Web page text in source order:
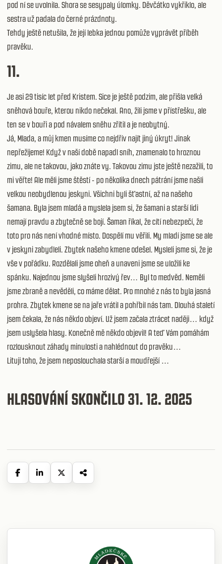
pod ní se uvolnila. Shora se sesypaly úlomky. Děvčátko vykřiklo, ale
sestra už padala do černé prázdnoty.
Tehdy ještě netušila, že její lebka jednou pomůže vyprávět příběh
pravěku.
11.
Je asi 29 tisíc let před Kristem. Sice je ještě podzim, ale přišla velká
sněhová bouře, kterou nikdo nečekal. Ano, žili jsme v přístřešku, ale
ten se v bouři a pod návalem sněhu zřítil a je neobytný.
Já, Mlada, a můj kmen musíme co nejdřív najít jiný úkryt! Jinak
nepřežijeme! Když v naší době napadl sníh, znamenalo to hroznou
zimu, ale ne takovou, jako znáte vy. Takovou zimu jste ještě nezažili, to
mi věřte! Ale měli jsme štěstí - po několika dnech pátrání jsme našli
velkou neobydlenou jeskyni. Všichni byli šťastní, až na našeho
šamana. Byla jsem mladá a myslela jsem si, že šamani a starší lidi
nemají pravdu a zbytečně se bojí. Šaman říkal, že cítí nebezpečí, že
toto pro nás není vhodné místo. Dospělí mu věřili. My mladí jsme se ale
v jeskyni zabydleli. Zbytek našeho kmene odešel. Mysleli jsme si, že je
vše v pořádku. Rozdělali jsme oheň a unaveni jsme se uložili ke
spánku. Najednou jsme slyšeli hrozivý řev… Byl to medvěd. Neměli
jsme zbraně a nevěděli, co máme dělat. Pro mnohé z nás to byla jasná
prohra. Zbytek kmene se na jaře vrátil a pohřbil nás tam. Dlouhá staletí
jsem čekala, že nás někdo objeví. Už jsem začala ztrácet naději… když
jsem uslyšela hlasy. Konečně mě někdo objevil! A teď Vám pomáhám
rozlousknout záhady minulosti a nahlédnout do pravěku…
Lituji toho, že jsem neposlouchala starší a moudřejší …
HLASOVÁNÍ SKONČILO 31. 12. 2025